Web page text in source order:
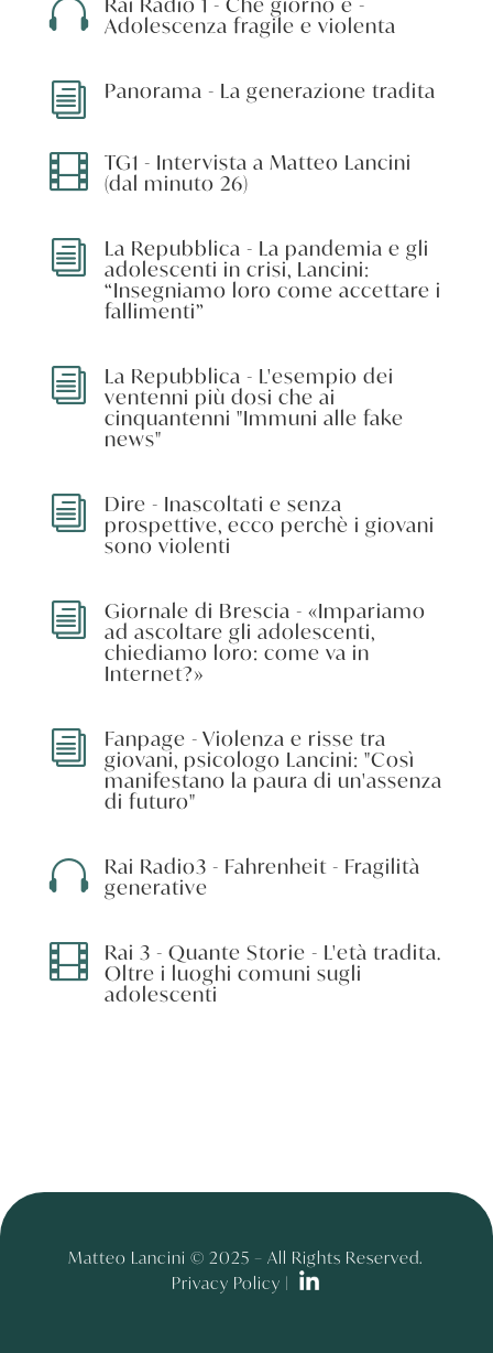
 Adolescenza fragile e violenta
i Panorama - La generazione tradita
 TG1 - Intervista a Matteo Lancini
(dal minuto 26)
i La Repubblica - La pandemia e gli
adolescenti in crisi, Lancini:
“Insegniamo loro come accettare i
fallimenti”
i La Repubblica - L'esempio dei
ventenni più dosi che ai
cinquantenni "Immuni alle fake
news"
i Dire - Inascoltati e senza
prospettive, ecco perchè i giovani
sono violenti
i Giornale di Brescia - «Impariamo
ad ascoltare gli adolescenti,
chiediamo loro: come va in
Internet?»
i Fanpage - Violenza e risse tra
giovani, psicologo Lancini: "Così
manifestano la paura di un'assenza
di futuro"
 Rai Radio3 - Fahrenheit - Fragilità
generative
 Rai 3 - Quante Storie - L'età tradita.
Oltre i luoghi comuni sugli
adolescenti
Matteo Lancini © 2025 – All Rights Reserved.
Privacy Policy |